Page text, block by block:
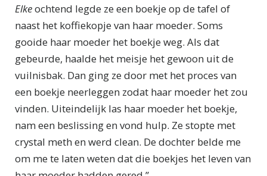
Elkeochtend legde ze een boekje op de tafel of
naast het koffiekopje van haar moeder. Soms
gooide haar moeder het boekje weg. Als dat
gebeurde, haalde het meisje het gewoon uit de
vuilnisbak. Dan ging ze door met het proces van
een boekje neerleggen zodat haar moeder het zou
vinden. Uiteindelijk las haar moeder het boekje,
nam een beslissing en vond hulp. Ze stopte met
crystal meth en werd clean. De dochter belde me
om me te laten weten dat die boekjes het leven van